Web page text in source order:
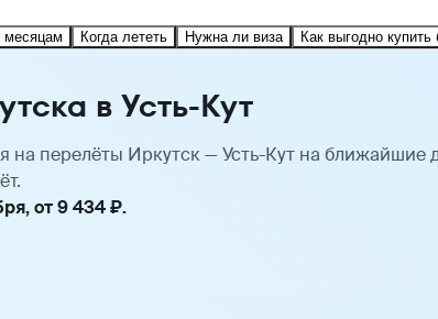
месяцам Когда лететь Нужна ли виза Как выгодно купить
в Усть-Кут
перелёты Иркутск — Усть-Кут на
от 9 434 ₽.